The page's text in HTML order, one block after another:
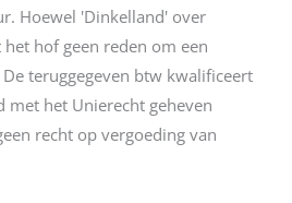
Hoewel 'Dinkelland' over
hof geen reden om een
teruggegeven btw kwalificeert
met het Unierecht geheven
recht op vergoeding van